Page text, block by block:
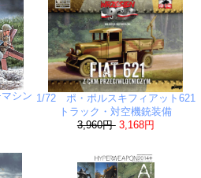
シン 1/72 ポ・ポルスキフィアット621
トラック・対空機銃装備
3,960円 3,168円